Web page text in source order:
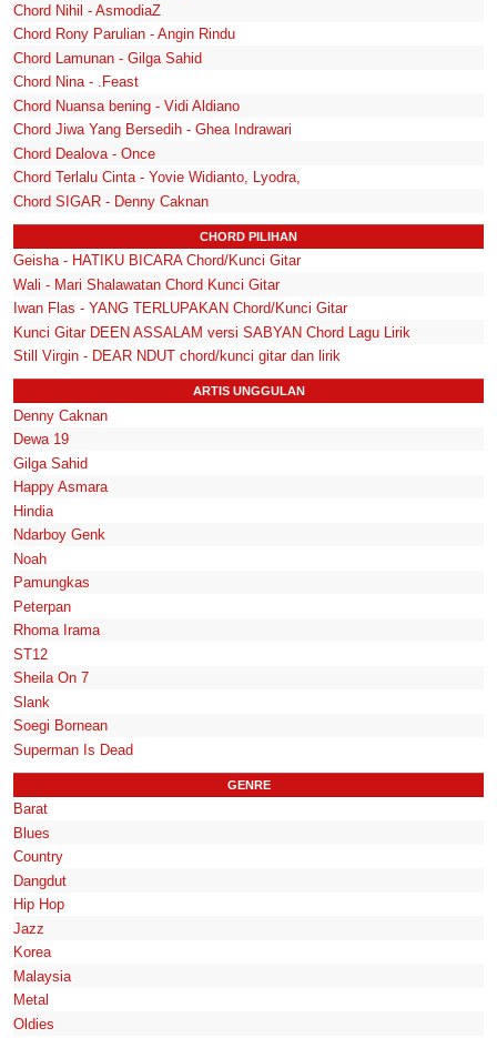
Chord Nihil - AsmodiaZ
Chord Rony Parulian - Angin Rindu
Chord Lamunan - Gilga Sahid
Chord Nina - .Feast
Chord Nuansa bening - Vidi Aldiano
Chord Jiwa Yang Bersedih - Ghea Indrawari
Chord Dealova - Once
Chord Terlalu Cinta - Yovie Widianto, Lyodra,
Chord SIGAR - Denny Caknan
CHORD PILIHAN
Geisha - HATIKU BICARA Chord/Kunci Gitar
Wali - Mari Shalawatan Chord Kunci Gitar
Iwan Flas - YANG TERLUPAKAN Chord/Kunci Gitar
Kunci Gitar DEEN ASSALAM versi SABYAN Chord Lagu Lirik
Still Virgin - DEAR NDUT chord/kunci gitar dan lirik
ARTIS UNGGULAN
Denny Caknan
Dewa 19
Gilga Sahid
Happy Asmara
Hindia
Ndarboy Genk
Noah
Pamungkas
Peterpan
Rhoma Irama
ST12
Sheila On 7
Slank
Soegi Bornean
Superman Is Dead
GENRE
Barat
Blues
Country
Dangdut
Hip Hop
Jazz
Korea
Malaysia
Metal
Oldies